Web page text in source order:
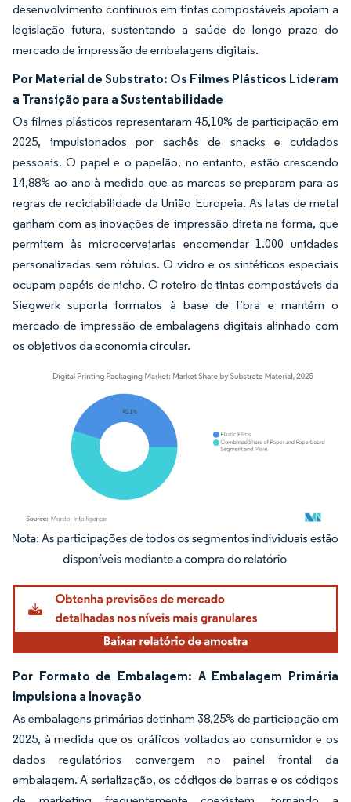
desenvolvimento contínuos em tintas compostáveis apoiam a
legislação futura, sustentando a saúde de longo prazo do
mercado de impressão de embalagens digitais.
Por Material de Substrato: Os Filmes Plásticos Lideram
a Transição para a Sustentabilidade
Os filmes plásticos representaram 45,10% de participação em
2025, impulsionados por sachês de snacks e cuidados
pessoais. O papel e o papelão, no entanto, estão crescendo
14,88% ao ano à medida que as marcas se preparam para as
regras de reciclabilidade da União Europeia. As latas de metal
ganham com as inovações de impressão direta na forma, que
permitem às microcervejarias encomendar 1.000 unidades
personalizadas sem rótulos. O vidro e os sintéticos especiais
ocupam papéis de nicho. O roteiro de tintas compostáveis da
Siegwerk suporta formatos à base de fibra e mantém o
mercado de impressão de embalagens digitais alinhado com
os objetivos da economia circular.
Imagem © Mordor Intelligence. O reuso requer atribuição conforme CC BY 4.0.
Por Formato de Embalagem: A Embalagem Primária
Impulsiona a Inovação
As embalagens primárias detinham 38,25% de participação em
2025, à medida que os gráficos voltados ao consumidor e os
dados regulatórios convergem no painel frontal da
embalagem. A serialização, os códigos de barras e os códigos